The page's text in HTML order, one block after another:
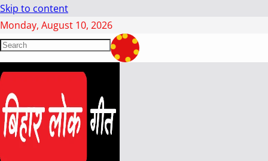
Skip to content
Monday, August 10, 2026